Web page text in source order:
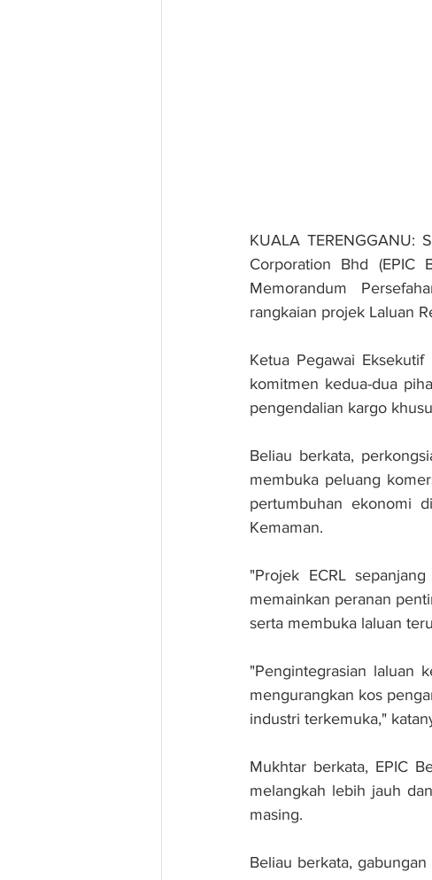
KUALA TERENGGANU:
Corporation Bhd (EPIC
Memorandum
rangkaian projek Laluan
Ketua Pegawai
komitmen kedua-dua
pengendalian kargo
Beliau berkata,
membuka peluang
pertumbuhan ekonomi
Kemaman.
"Projek ECRL
memainkan peranan
serta membuka laluan
"Pengintegrasian laluan
mengurangkan kos
industri terkemuka,"
Mukhtar berkata, EPIC
melangkah lebih jauh
masing.
Beliau berkata,